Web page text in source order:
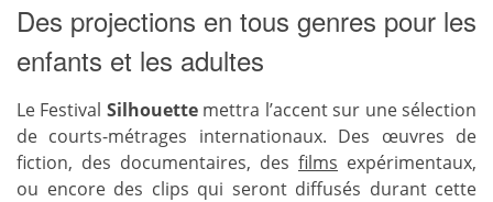
Des projections en tous genres pour les
enfants et les adultes
Le Festival Silhouettemettra l’accent sur une sélection
de courts-métrages internationaux. Des œuvres de
fiction, des documentaires, des films expérimentaux,
ou encore des clips qui seront diffusés durant cette